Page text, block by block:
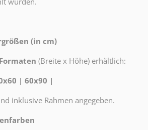
(in cm)
(Breite x Höhe) erhältlich:
| 60x90 |
inklusive Rahmen angegeben.